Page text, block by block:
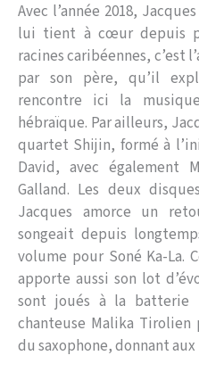
Avec l’année 2018,
lui tient à cœur depuis
racines caribéennes, c’est
par son père, qu’il
rencontre ici la
hébraïque. Par ailleurs,
quartet Shijin, formé à
David, avec également
Galland. Les deux
Jacques amorce un
songeait depuis
volume pour Soné Ka-La.
apporte aussi son lot
sont joués à la batterie
chanteuse Malika Tirolien
du saxophone, donnant